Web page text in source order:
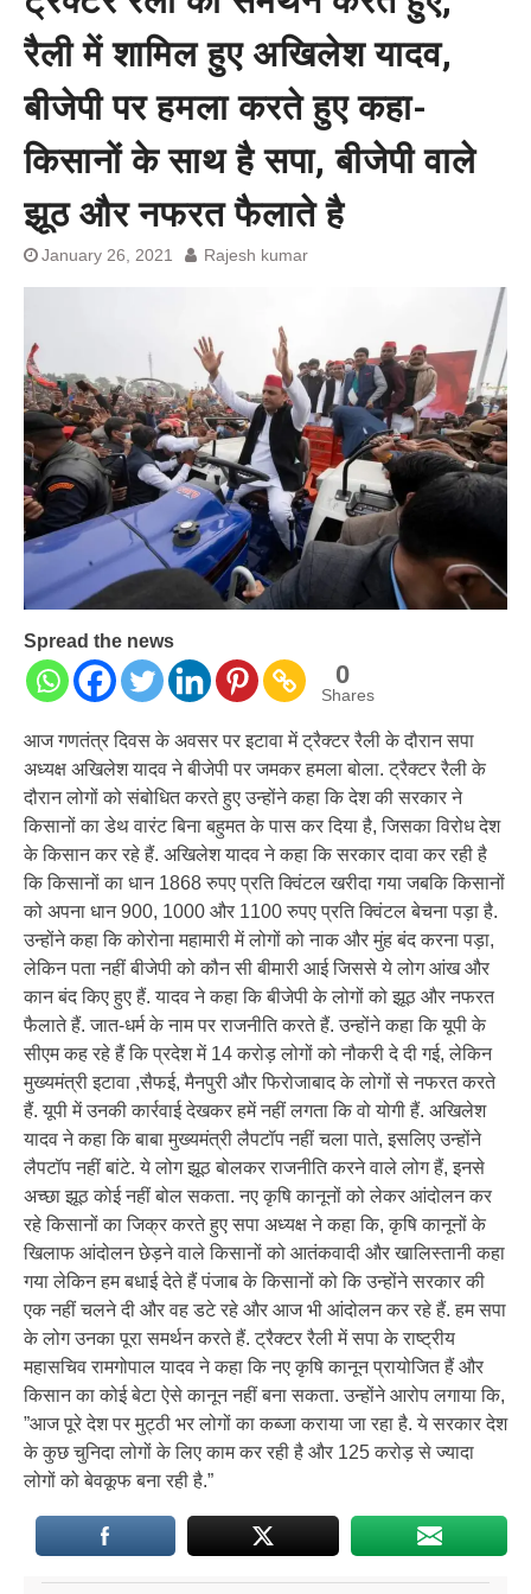
प्रशांत किशोर को नहीं चाहिए बेल,
अनशन जारी रहेगा जेल में भी, नहीं भरेंगे
बेल बॉन्ड
रैली में शामिल हुए अखिलेश यादव,
बीजेपी पर हमला करते हुए कहा-
किसानों के साथ है सपा, बीजेपी वाले
झूठ और नफरत फैलाते है
January 26, 2021 Rajesh kumar
Spread the news
0
Shares
आज गणतंत्र दिवस के अवसर पर इटावा में ट्रैक्टर रैली के दौरान सपा
अध्यक्ष अखिलेश यादव ने बीजेपी पर जमकर हमला बोला. ट्रैक्टर रैली के
दौरान लोगों को संबोधित करते हुए उन्होंने कहा कि देश की सरकार ने
किसानों का डेथ वारंट बिना बहुमत के पास कर दिया है, जिसका विरोध देश
के किसान कर रहे हैं. अखिलेश यादव ने कहा कि सरकार दावा कर रही है
कि किसानों का धान 1868 रुपए प्रति क्विंटल खरीदा गया जबकि किसानों
को अपना धान 900, 1000 और 1100 रुपए प्रति क्विंटल बेचना पड़ा है.
उन्होंने कहा कि कोरोना महामारी में लोगों को नाक और मुंह बंद करना पड़ा,
लेकिन पता नहीं बीजेपी को कौन सी बीमारी आई जिससे ये लोग आंख और
कान बंद किए हुए हैं. यादव ने कहा कि बीजेपी के लोगों को झूठ और नफरत
फैलाते हैं. जात-धर्म के नाम पर राजनीति करते हैं. उन्होंने कहा कि यूपी के
सीएम कह रहे हैं कि प्रदेश में 14 करोड़ लोगों को नौकरी दे दी गई, लेकिन
मुख्यमंत्री इटावा ,सैफई, मैनपुरी और फिरोजाबाद के लोगों से नफरत करते
हैं. यूपी में उनकी कार्रवाई देखकर हमें नहीं लगता कि वो योगी हैं. अखिलेश
यादव ने कहा कि बाबा मुख्यमंत्री लैपटॉप नहीं चला पाते, इसलिए उन्होंने
लैपटॉप नहीं बांटे. ये लोग झूठ बोलकर राजनीति करने वाले लोग हैं, इनसे
अच्छा झूठ कोई नहीं बोल सकता. नए कृषि कानूनों को लेकर आंदोलन कर
रहे किसानों का जिक्र करते हुए सपा अध्यक्ष ने कहा कि, कृषि कानूनों के
खिलाफ आंदोलन छेड़ने वाले किसानों को आतंकवादी और खालिस्तानी कहा
गया लेकिन हम बधाई देते हैं पंजाब के किसानों को कि उन्होंने सरकार की
एक नहीं चलने दी और वह डटे रहे और आज भी आंदोलन कर रहे हैं. हम सपा
के लोग उनका पूरा समर्थन करते हैं. ट्रैक्टर रैली में सपा के राष्ट्रीय
महासचिव रामगोपाल यादव ने कहा कि नए कृषि कानून प्रायोजित हैं और
किसान का कोई बेटा ऐसे कानून नहीं बना सकता. उन्होंने आरोप लगाया कि,
”आज पूरे देश पर मुट्ठी भर लोगों का कब्जा कराया जा रहा है. ये सरकार देश
के कुछ चुनिदा लोगों के लिए काम कर रही है और 125 करोड़ से ज्यादा
लोगों को बेवकूफ बना रही है.”